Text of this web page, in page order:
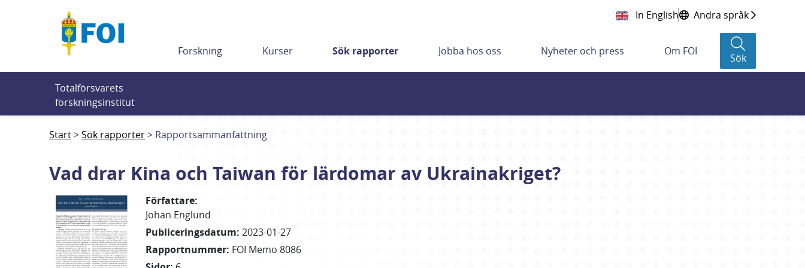
In English Andra språk
Forskning Kurser Sök rapporter Jobba hos oss Nyheter och press Om FOI
Sök
Totalförsvarets
forskningsinstitut
Start Sök rapporter Rapportsammanfattning
Vad drar Kina och Taiwan för lärdomar av Ukrainakriget?
Författare:
Johan Englund
Publiceringsdatum: 2023-01-27
Rapportnummer: FOI Memo 8086